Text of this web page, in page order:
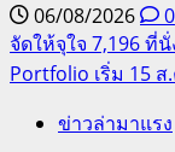
06/08/2026
0
จัดให้จุใจ 7,196 ที่
Portfolio เริ่ม 15
ข่าวล่ามาแรง